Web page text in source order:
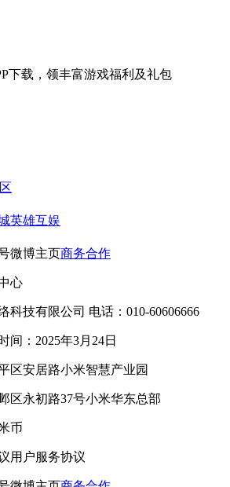
下载 ，领丰富游戏福利 及礼包
英雄互娱
微博主页商务合作
心
科技有限公司 电话：010-60606666
间：2025年3月24日
区安居路小米智慧产业园
区永初路37号小米华东总部
币
用户服务协议